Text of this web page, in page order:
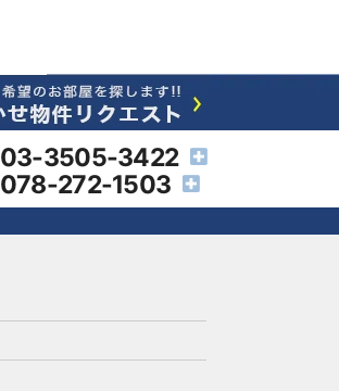
03-3505-3422
078-272-1503